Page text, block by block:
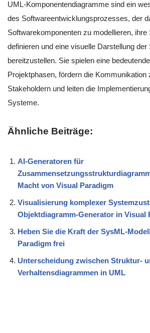
UML-Komponentendiagramme sind ein
des Softwareentwicklungsprozesses, der
Softwarekomponenten zu modellieren, ihre
definieren und eine visuelle Darstellung
bereitzustellen. Sie spielen eine
Projektphasen, fördern die Kommunikation
Stakeholdern und leiten die
Systeme.
Ähnliche Beiträge:
AI-Generatoren für
Macht von Visual Paradigm
Visualisierung komplexer
Objektdiagramm-Generator in Visual
Heben Sie die Kraft der SysML-
Paradigm frei
Unterscheidung zwischen Struktur-
Verhaltensdiagrammen in UML